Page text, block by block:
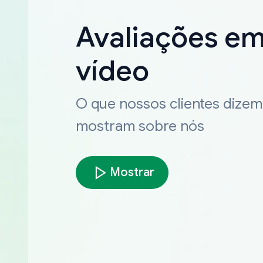
Avaliações
vídeo
O que nossos clientes
mostram sobre nós
Mostrar